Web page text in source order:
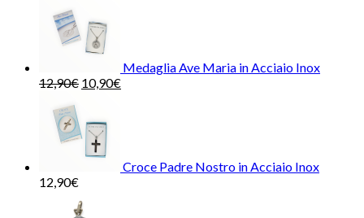
Medaglia Ave Maria in Acciaio Inox
12,90€ 10,90€
Croce Padre Nostro in Acciaio Inox
12,90€